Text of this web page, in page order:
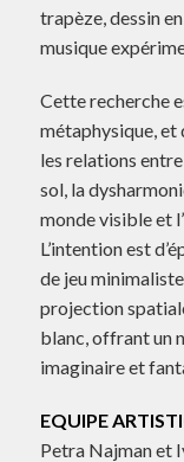
trapèze, dessin
musique
Cette recherche
métaphysique, et
les relations
sol, la
monde visible et
L’intention est
de jeu
projection
blanc, offrant un
imaginaire et
EQUIPE
Petra Najman et